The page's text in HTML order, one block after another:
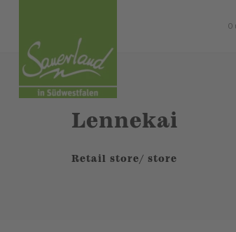
Lennekai
Retail store/ store